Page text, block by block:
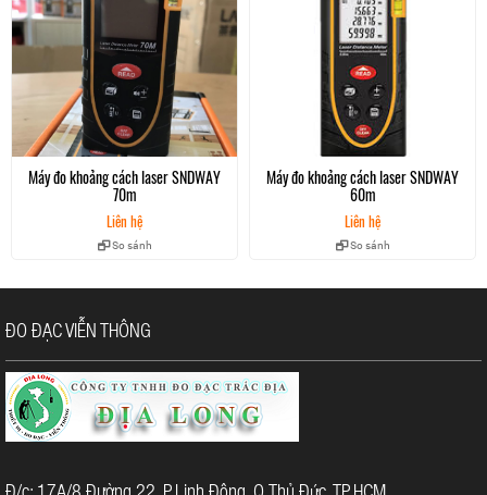
Khả năng chuyển đổi giữa các đơn vị đo lương từ mm sang
inch sang feet sử dụng pin chất lượng cho thời gian hoạt
động lâu hơn, khả năng tự động tắt laser (trong 20s) và tự
động tắt máy (trong 150s) cũng sẽ giúp tiết kiệm pin hơn.
Máy giúp chúng ta đo khoảng cách, tính diện tích, tính thể
tich...một cách nhanh chóng và vô cùng chính xác. Đo
lường gián tiếp theo định lý Pythagore. Lưu trữ (hiển thị)
giá trị lớn nhất và nhỏ nhất của các lần đo.
Máy đo khoảng cách laser SNDWAY
70m
Liên hệ
So sánh
Máy đo khoảng cách laser SNDWAY
60m
Liên hệ
So sánh
ĐO ĐẠC VIỄN THÔNG